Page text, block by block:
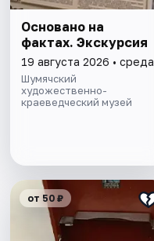
Основано на
фактах. Экскурсия
19 августа 2026 • среда
Шумячский
художественно-
краеведческий музей
от 50 ₽